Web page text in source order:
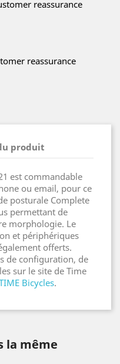
reassurance
reassurance
produit
est commandable
ou email, pour ce
posturale Complete
permettant de
morphologie. Le
et périphériques
offerts.
de configuration, de
sur le site de Time
Bicycles.
la même